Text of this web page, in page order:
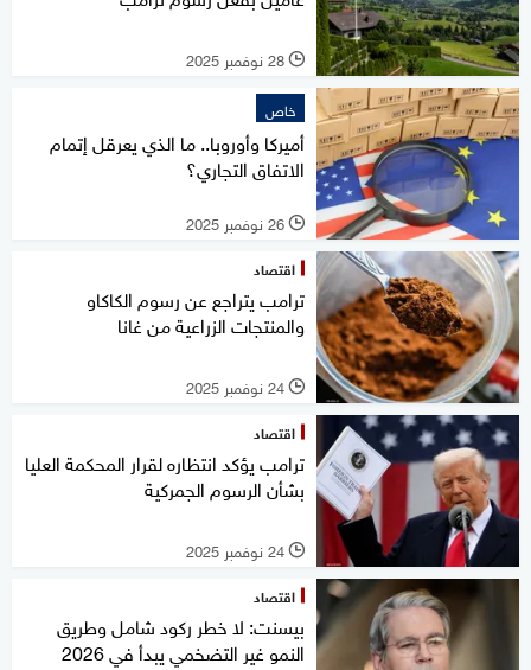
l 28 نوفمبر 2025
خاص
أميركا وأوروبا.. ما الذي يعرقل إتمام
الاتفاق التجاري؟
l 26 نوفمبر 2025
اقتصاد
ترامب يتراجع عن رسوم الكاكاو
والمنتجات الزراعية من غانا
l 24 نوفمبر 2025
اقتصاد
ترامب يؤكد انتظاره لقرار المحكمة العليا
بشأن الرسوم الجمركية
l 24 نوفمبر 2025
اقتصاد
بيسنت: لا خطر ركود شامل وطريق
النمو غير التضخمي يبدأ في 2026